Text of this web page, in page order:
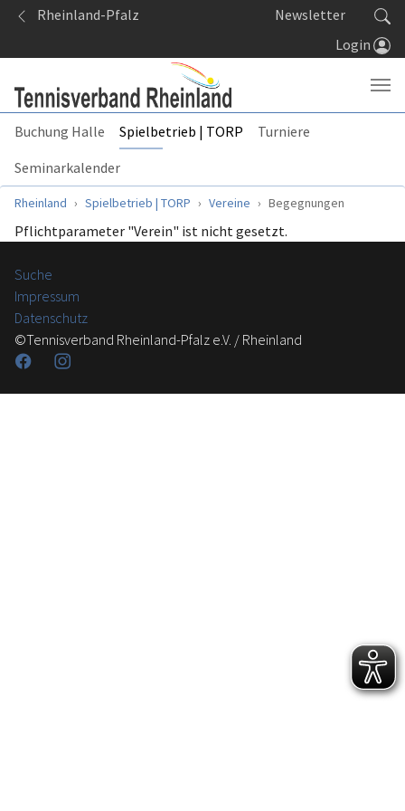
Springe zum Seiteninhalt
Rheinland-Pfalz
Newsletter
Login
Buchung Halle Spielbetrieb | TORP
Turniere
Seminarkalender
Sie sind hier:
Rheinland Spielbetrieb | TORP Vereine Begegnungen
Pflichtparameter "Verein" ist nicht gesetzt.
Suche
Impressum
Datenschutz
©Tennisverband Rheinland-Pfalz e.V. / Rheinland
FacebookInstagram